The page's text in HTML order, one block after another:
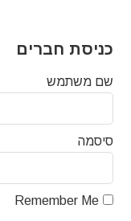
כניסת חברים
שם משתמש
סיסמה
Remember Me